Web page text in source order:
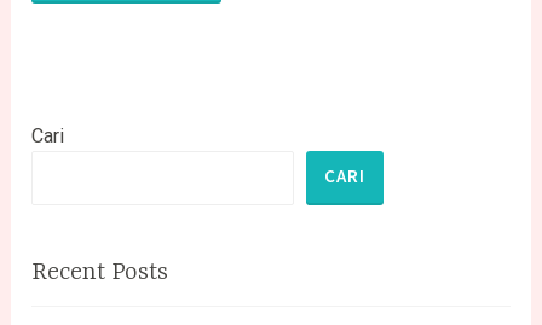
Cari
CARI
Recent Posts